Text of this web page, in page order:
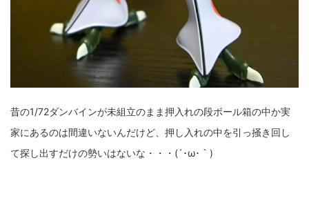
昔の1/72ダンバインが未組立のまま押入れの段ボール箱の中か実
家にあるのは間違いないんだけど、押し入れの中を引っ掻き回し
て探し出すだけの勢いはないな・・・(´･ω･｀)